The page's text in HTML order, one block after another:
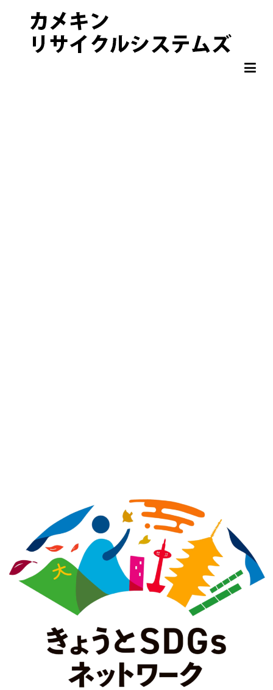
非鉄金属 OA機器 スクラップ 処分・買取りならカメキンリサイクル